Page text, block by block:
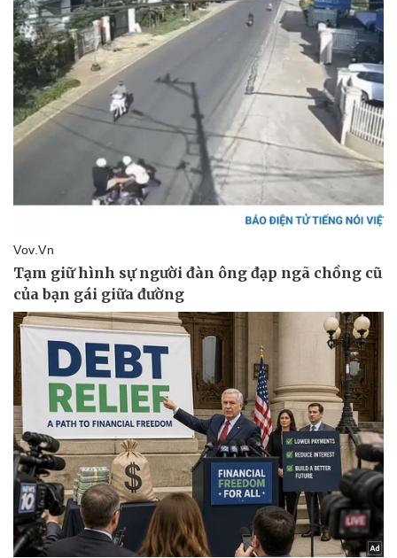
Doanh nghiệp 24h
Doanh nhân
Vì cộng đồng
Tin Công nghệ
Trải nghiệm
Chuyển đổi số